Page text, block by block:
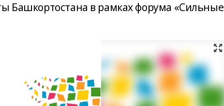
Башкортостана в рамках форума «Сильные